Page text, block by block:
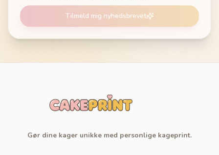
Tilmeld mig nyhedsbrevet
Gør dine kager unikke med personlige kageprint.